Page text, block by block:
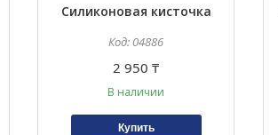
Силиконовая кисточка
04886
2 950 ₸
В наличии
Купить